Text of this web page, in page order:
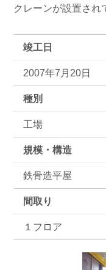
クレーンが設置され
竣工日
2007年7月20日
種別
工場
規模・構造
鉄骨造平屋
間取り
１フロア